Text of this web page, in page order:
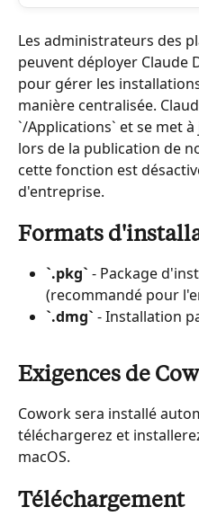
Les administrateurs des
peuvent déployer
pour gérer les
manière centralisée.
`/Applications` et se met
lors de la publication de
cette fonction est
d'entreprise.
Formats
`.pkg` - Package
(recommandé pour
`.dmg` - Installation
Exigences de
Cowork sera installé
téléchargerez et
macOS.
Téléchargement